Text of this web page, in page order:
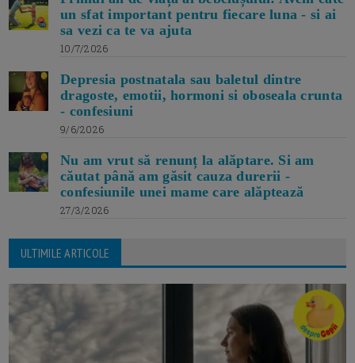
un sfat important pentru fiecare luna - si ai
sa vezi ca te va ajuta
10/7/2026
Depresia postnatala sau baletul dintre
dragoste, emotii, hormoni si oboseala crunta
- confesiuni
9/6/2026
Nu am vrut să renunț la alăptare. Si am
căutat până am găsit cauza durerii -
confesiunile unei mame care alăptează
27/3/2026
ULTIMILE ARTICOLE